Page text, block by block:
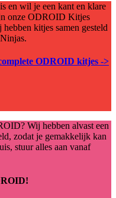
en wil je een kant en klare
onze ODROID Kitjes
kitjes samen gesteld
ODROID kitjes ->
Wij hebben alvast een
zodat je gemakkelijk kan
stuur alles aan vanaf